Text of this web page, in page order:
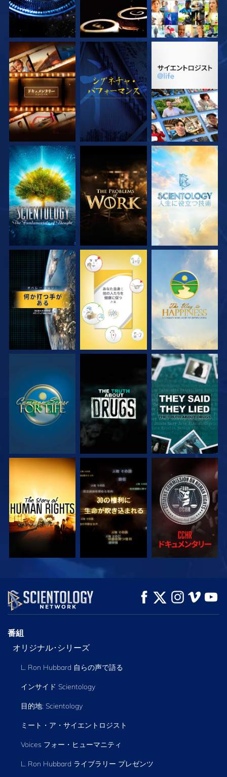
シリーズを探求 観る シリーズを探求
シリーズを探求 シリーズを探求 シリーズを探求
観る 観る 観る
観る 観る 観る
観る 観る 観る
観る シリーズを探求
番組
オリジナル･シリーズ
L. Ron Hubbard 自らの声で語る
インサイド Scientology
目的地: Scientology
ミート・ア・サイエントロジスト
Voices フォー・ヒューマニティ
L. Ron Hubbard ライブラリー プレゼンツ